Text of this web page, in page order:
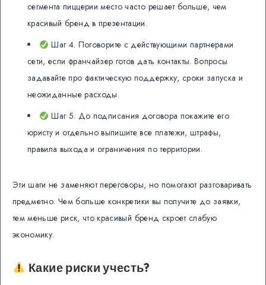
сегмента пиццерии место часто решает больше, чем
красивый бренд в презентации.
Шаг 4. Поговорите с действующими партнерами
сети, если франчайзер готов дать контакты. Вопросы
задавайте про фактическую поддержку, сроки запуска и
неожиданные расходы.
Шаг 5. До подписания договора покажите его
юристу и отдельно выпишите все платежи, штрафы,
правила выхода и ограничения по территории.
Эти шаги не заменяют переговоры, но помогают разговаривать
предметно. Чем больше конкретики вы получите до заявки,
тем меньше риск, что красивый бренд скроет слабую
экономику.
Какие риски учесть?